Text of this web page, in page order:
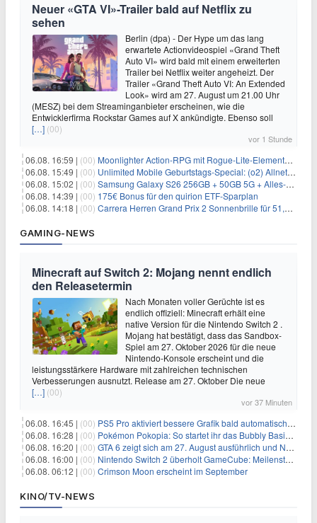
Neuer «GTA VI»-Trailer bald auf Netflix zu
sehen
Berlin (dpa) - Der Hype um das lang
erwartete Actionvideospiel «Grand Theft
Auto VI» wird bald mit einem erweiterten
Trailer bei Netflix weiter angeheizt. Der
Trailer «Grand Theft Auto VI: An Extended
Look» wird am 27. August um 21.00 Uhr
(MESZ) bei dem Streaminganbieter erscheinen, wie die
Entwicklerfirma Rockstar Games auf X ankündigte. Ebenso soll
[…] (00)
vor 1 Stunde
06.08. 16:59 | (00) Moonlighter Action-RPG mit Rogue-Lite-Elementen kostenlos bei Steam
06.08. 15:49 | (00) Unlimited Mobile Geburtstags-Special: (o2) Allnet-Flats ab 14,99€/Monat
06.08. 15:02 | (00) Samsung Galaxy S26 256GB + 50GB 5G + Alles-Flat im Vodafone-Netz für 19,99€/Monat – eff. 0,20€/Monat
06.08. 14:39 | (00) 175€ Bonus für den quirion ETF-Sparplan
06.08. 14:18 | (00) Carrera Herren Grand Prix 2 Sonnenbrille für 51,55€
GAMING-NEWS
Minecraft auf Switch 2: Mojang nennt endlich
den Releasetermin
Nach Monaten voller Gerüchte ist es
endlich offiziell: Minecraft erhält eine
native Version für die Nintendo Switch 2 .
Mojang hat bestätigt, dass das Sandbox-
Spiel am 27. Oktober 2026 für die neue
Nintendo-Konsole erscheint und die
leistungsstärkere Hardware mit zahlreichen technischen
Verbesserungen ausnutzt. Release am 27. Oktober Die neue
[…] (00)
vor 37 Minuten
06.08. 16:45 | (00) PS5 Pro aktiviert bessere Grafik bald automatisch, aber das Update ist kleiner als gedacht
06.08. 16:28 | (00) Pokémon Pokopia: So startet ihr das Bubbly Basin-DLC
06.08. 16:20 | (00) GTA 6 zeigt sich am 27. August ausführlich und Netflix bekommt sechs Stunden Vorsprung
06.08. 16:00 | (00) Nintendo Switch 2 überholt GameCube: Meilenstein schon nach kurzer Zeit erreicht
06.08. 06:12 | (00) Crimson Moon erscheint im September
KINO/TV-NEWS